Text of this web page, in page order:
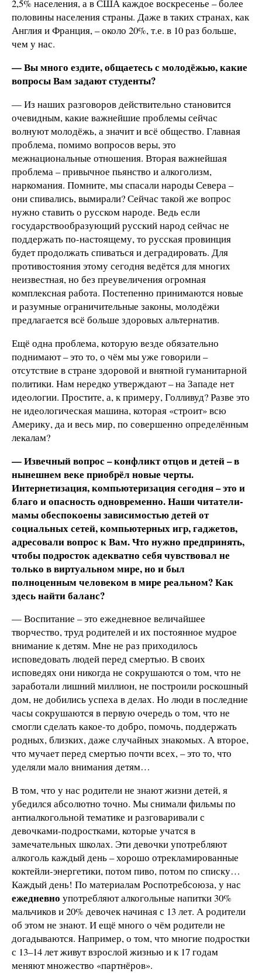
2,5% населения, а в США каждое воскресенье – более
половины населения страны. Даже в таких странах, как
Англия и Франция, – около 20%, т.е. в 10 раз больше,
чем у нас.
— Вы много ездите, общаетесь с молодёжью, какие
вопросы Вам задают студенты?
— Из наших разговоров действительно становится
очевидным, какие важнейшие проблемы сейчас
волнуют молодёжь, а значит и всё общество. Главная
проблема, помимо вопросов веры, это
межнациональные отношения. Вторая важнейшая
проблема – привычное пьянство и алкоголизм,
наркомания. Помните, мы спасали народы Севера –
они спивались, вымирали? Сейчас такой же вопрос
нужно ставить о русском народе. Ведь если
государствообразующий русский народ сейчас не
поддержать по-настоящему, то русская провинция
будет продолжать спиваться и деградировать. Для
противостояния этому сегодня ведётся для многих
неизвестная, но без преувеличения огромная
комплексная работа. Постепенно принимаются новые
и разумные ограничительные законы, молодёжи
предлагается всё больше здоровых альтернатив.
Ещё одна проблема, которую везде обязательно
поднимают – это то, о чём мы уже говорили –
отсутствие в стране здоровой и внятной гуманитарной
политики. Нам нередко утверждают – на Западе нет
идеологии. Простите, а, к примеру, Голливуд? Разве это
не идеологическая машина, которая «строит» всю
Америку, да и весь мир, по совершенно определённым
лекалам?
— Извечный вопрос – конфликт отцов и детей – в
нынешнем веке приобрёл новые черты.
Интернетизация, компьютеризация сегодня – это и
благо и опасность одновременно. Наши читатели-
мамы обеспокоены зависимостью детей от
социальных сетей, компьютерных игр, гаджетов,
адресовали вопрос к Вам. Что нужно предпринять,
чтобы подросток адекватно себя чувствовал не
только в виртуальном мире, но и был
полноценным человеком в мире реальном? Как
здесь найти баланс?
— Воспитание – это ежедневное величайшее
творчество, труд родителей и их постоянное мудрое
внимание к детям. Мне не раз приходилось
исповедовать людей перед смертью. В своих
исповедях они никогда не сокрушаются о том, что не
заработали лишний миллион, не построили роскошный
дом, не добились успеха в делах. Но люди в последние
часы сокрушаются в первую очередь о том, что не
смогли сделать какое-то добро, помочь, поддержать
родных, близких, даже случайных знакомых. А второе,
что мучает перед смертью почти всех, – это то, что
уделяли мало внимания детям…
В том, что у нас родители не знают жизни детей, я
убедился абсолютно точно. Мы снимали фильмы по
антиалкогольной тематике и разговаривали с
девочками-подростками, которые учатся в
замечательных школах. Эти девочки употребляют
алкоголь каждый день – хорошо отрекламированные
коктейли-энергетики, потом пиво, потом по списку…
Каждый день! По материалам Роспотребсоюза, у нас
ежедневно употребляют алкогольные напитки 30%
мальчиков и 20% девочек начиная с 13 лет. А родители
об этом не знают. И ещё много о чём родители не
догадываются. Например, о том, что многие подростки
с 13–14 лет живут взрослой жизнью и к 17 годам
меняют множество «партнёров».